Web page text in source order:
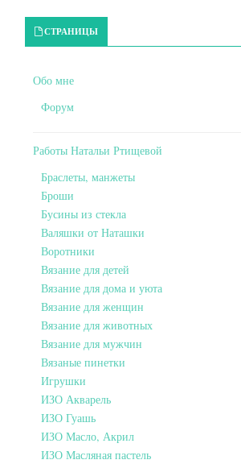
Primary Sidebar
СТРАНИЦЫ
Обо мне
Форум
Работы Натальи Ртищевой
Браслеты, манжеты
Броши
Бусины из стекла
Валяшки от Наташки
Воротники
Вязание для детей
Вязание для дома и уюта
Вязание для женщин
Вязание для животных
Вязание для мужчин
Вязаные пинетки
Игрушки
ИЗО Акварель
ИЗО Гуашь
ИЗО Масло, Акрил
ИЗО Масляная пастель